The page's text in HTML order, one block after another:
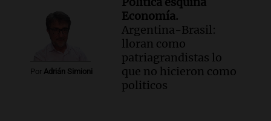
memoria y justicia
Noticias Rosario
Los trabajadores de la Unión
Obrera Metalúrgica advierten sobre
pérdida de empleos en la industria
Por Adrián Simioni
Economía.
Argentina-Brasil:
lloran como
patriagrandistas lo
que no hicieron como
politicos